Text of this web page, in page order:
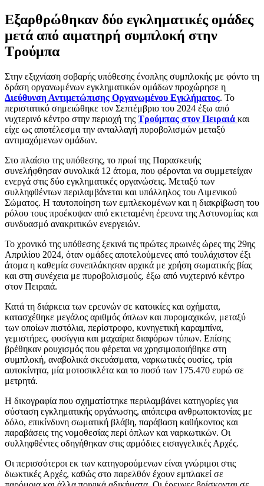
Εξαρθρώθηκαν δύο εγκληματικές ομάδες
μετά από αιματηρή συμπλοκή στην
Τρούμπα
Στην εξιχνίαση σοβαρής υπόθεσης ένοπλης συμπλοκής με φόντο τη
δράση οργανωμένων εγκληματικών ομάδων προχώρησε η
Διεύθυνση Αντιμετώπισης Οργανωμένου Εγκλήματος. Το
περιστατικό σημειώθηκε τον Σεπτέμβριο του 2024 έξω από
νυχτερινό κέντρο στην περιοχή της Τρούμπας στον Πειραιά και
είχε ως αποτέλεσμα την ανταλλαγή πυροβολισμών μεταξύ
αντιμαχόμενων ομάδων.
Στο πλαίσιο της υπόθεσης, το πρωί της Παρασκευής
συνελήφθησαν συνολικά 12 άτομα, που φέρονται να συμμετείχαν
ενεργά στις δύο εγκληματικές οργανώσεις. Μεταξύ των
συλληφθέντων περιλαμβάνεται και υπάλληλος του Λιμενικού
Σώματος. Η ταυτοποίηση των εμπλεκομένων και η διακρίβωση του
ρόλου τους προέκυψαν από εκτεταμένη έρευνα της Αστυνομίας και
συνδυασμό ανακριτικών ενεργειών.
Το χρονικό της υπόθεσης ξεκινά τις πρώτες πρωινές ώρες της 29ης
Απριλίου 2024, όταν ομάδες αποτελούμενες από τουλάχιστον έξι
άτομα η καθεμία συνεπλάκησαν αρχικά με χρήση σωματικής βίας
και στη συνέχεια με πυροβολισμούς, έξω από νυχτερινό κέντρο
στον Πειραιά.
Κατά τη διάρκεια των ερευνών σε κατοικίες και οχήματα,
κατασχέθηκε μεγάλος αριθμός όπλων και πυρομαχικών, μεταξύ
των οποίων πιστόλια, περίστροφο, κυνηγετική καραμπίνα,
γεμιστήρες, φυσίγγια και μαχαίρια διαφόρων τύπων. Επίσης
βρέθηκαν ρουχισμός που φέρεται να χρησιμοποιήθηκε στη
συμπλοκή, αναβολικά σκευάσματα, ναρκωτικές ουσίες, τρία
αυτοκίνητα, μία μοτοσικλέτα και το ποσό των 175.470 ευρώ σε
μετρητά.
Η δικογραφία που σχηματίστηκε περιλαμβάνει κατηγορίες για
σύσταση εγκληματικής οργάνωσης, απόπειρα ανθρωποκτονίας με
δόλο, επικίνδυνη σωματική βλάβη, παράβαση καθήκοντος και
παραβάσεις της νομοθεσίας περί όπλων και ναρκωτικών. Οι
συλληφθέντες οδηγήθηκαν στις αρμόδιες εισαγγελικές Αρχές.
Οι περισσότεροι εκ των κατηγορούμενων είναι γνώριμοι στις
διωκτικές Αρχές, καθώς στο παρελθόν έχουν εμπλακεί σε